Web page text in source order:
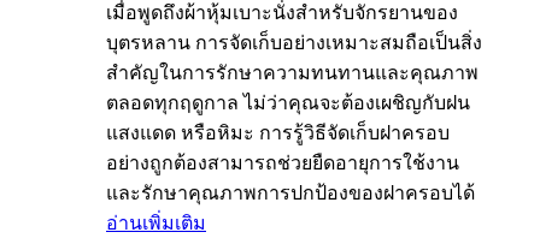
เมื่อพูดถึงผ้าหุ้มเบาะนั่งสำหรับจักรยานของ
บุตรหลาน การจัดเก็บอย่างเหมาะสมถือเป็นสิ่ง
สำคัญในการรักษาความทนทานและคุณภาพ
ตลอดทุกฤดูกาล ไม่ว่าคุณจะต้องเผชิญกับฝน
แสงแดด หรือหิมะ การรู้วิธีจัดเก็บฝาครอบ
อย่างถูกต้องสามารถช่วยยืดอายุการใช้งาน
และรักษาคุณภาพการปกป้องของฝาครอบได้
อ่านเพิ่มเติม